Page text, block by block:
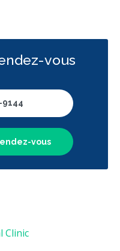
vous
9144
vous